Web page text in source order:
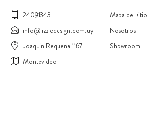
24091343
info@lizziedesign.com.uy
Joaquin Requena 1167
Montevideo
Mapa del sitio
Nosotros
Showroom